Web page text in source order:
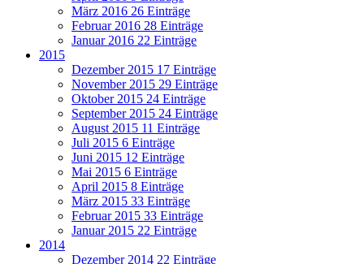
März 2016 26 Einträge
Februar 2016 28 Einträge
Januar 2016 22 Einträge
2015
Dezember 2015 17 Einträge
November 2015 29 Einträge
Oktober 2015 24 Einträge
September 2015 24 Einträge
August 2015 11 Einträge
Juli 2015 6 Einträge
Juni 2015 12 Einträge
Mai 2015 6 Einträge
April 2015 8 Einträge
März 2015 33 Einträge
Februar 2015 33 Einträge
Januar 2015 22 Einträge
2014
Dezember 2014 22 Einträge